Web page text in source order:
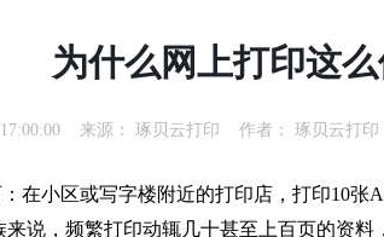
为什么网上打印这
来源： 琢贝云打印 作者： 琢贝云打印
在小区或写字楼附近的打印店，打印10张
说，频繁打印动辄几十甚至上百页的资料